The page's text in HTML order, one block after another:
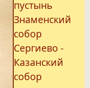
пустынь
Знаменский
собор
Сергиево -
Казанский
собор